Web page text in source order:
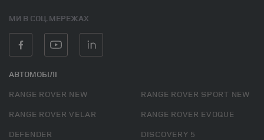
МИ В СОЦ. МЕРЕЖАХ
АВТОМОБІЛІ
RANGE ROVER NEW
RANGE ROVER SPORT NEW
RANGE ROVER VELAR
RANGE ROVER EVOQUE
DEFENDER
DISCOVERY 5